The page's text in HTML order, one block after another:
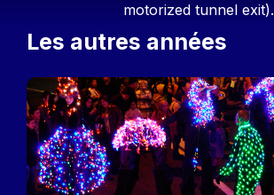
motorized tunnel exit).
Les autres années
Image